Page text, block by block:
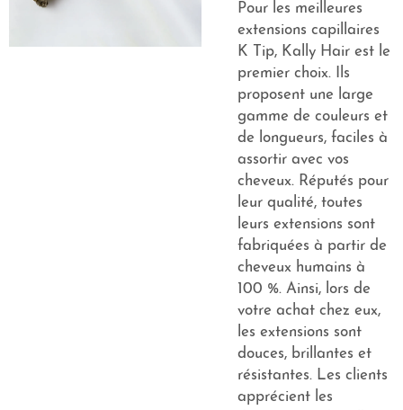
Pour les meilleures
extensions capillaires
K Tip, Kally Hair est le
premier choix. Ils
proposent une large
gamme de couleurs et
de longueurs, faciles à
assortir avec vos
cheveux. Réputés pour
leur qualité, toutes
leurs extensions sont
fabriquées à partir de
cheveux humains à
100 %. Ainsi, lors de
votre achat chez eux,
les extensions sont
douces, brillantes et
résistantes. Les clients
apprécient les